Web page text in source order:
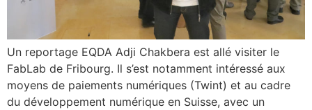
Un reportage EQDA Adji Chakbera est allé visiter le
FabLab de Fribourg. Il s’est notamment intéressé aux
moyens de paiements numériques (Twint) et au cadre
du développement numérique en Suisse, avec un